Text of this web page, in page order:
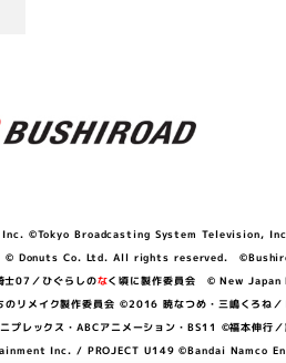
©Tokyo Broadcasting System Television,
© Donuts Co. Ltd. All rights reserved.
07／ひぐらしのなく頃に製作委員会 © New
イク製作委員会 ©2016 暁なつめ・三嶋くろね／
ックス・ABCアニメーション・BS11 ©福本伸行
Inc. / PROJECT U149 ©Bandai Namco